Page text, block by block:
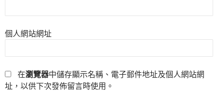
個人網站網址
在瀏覽器中儲存顯示名稱、電子郵件地址及個人網站網
址，以供下次發佈留言時使用。